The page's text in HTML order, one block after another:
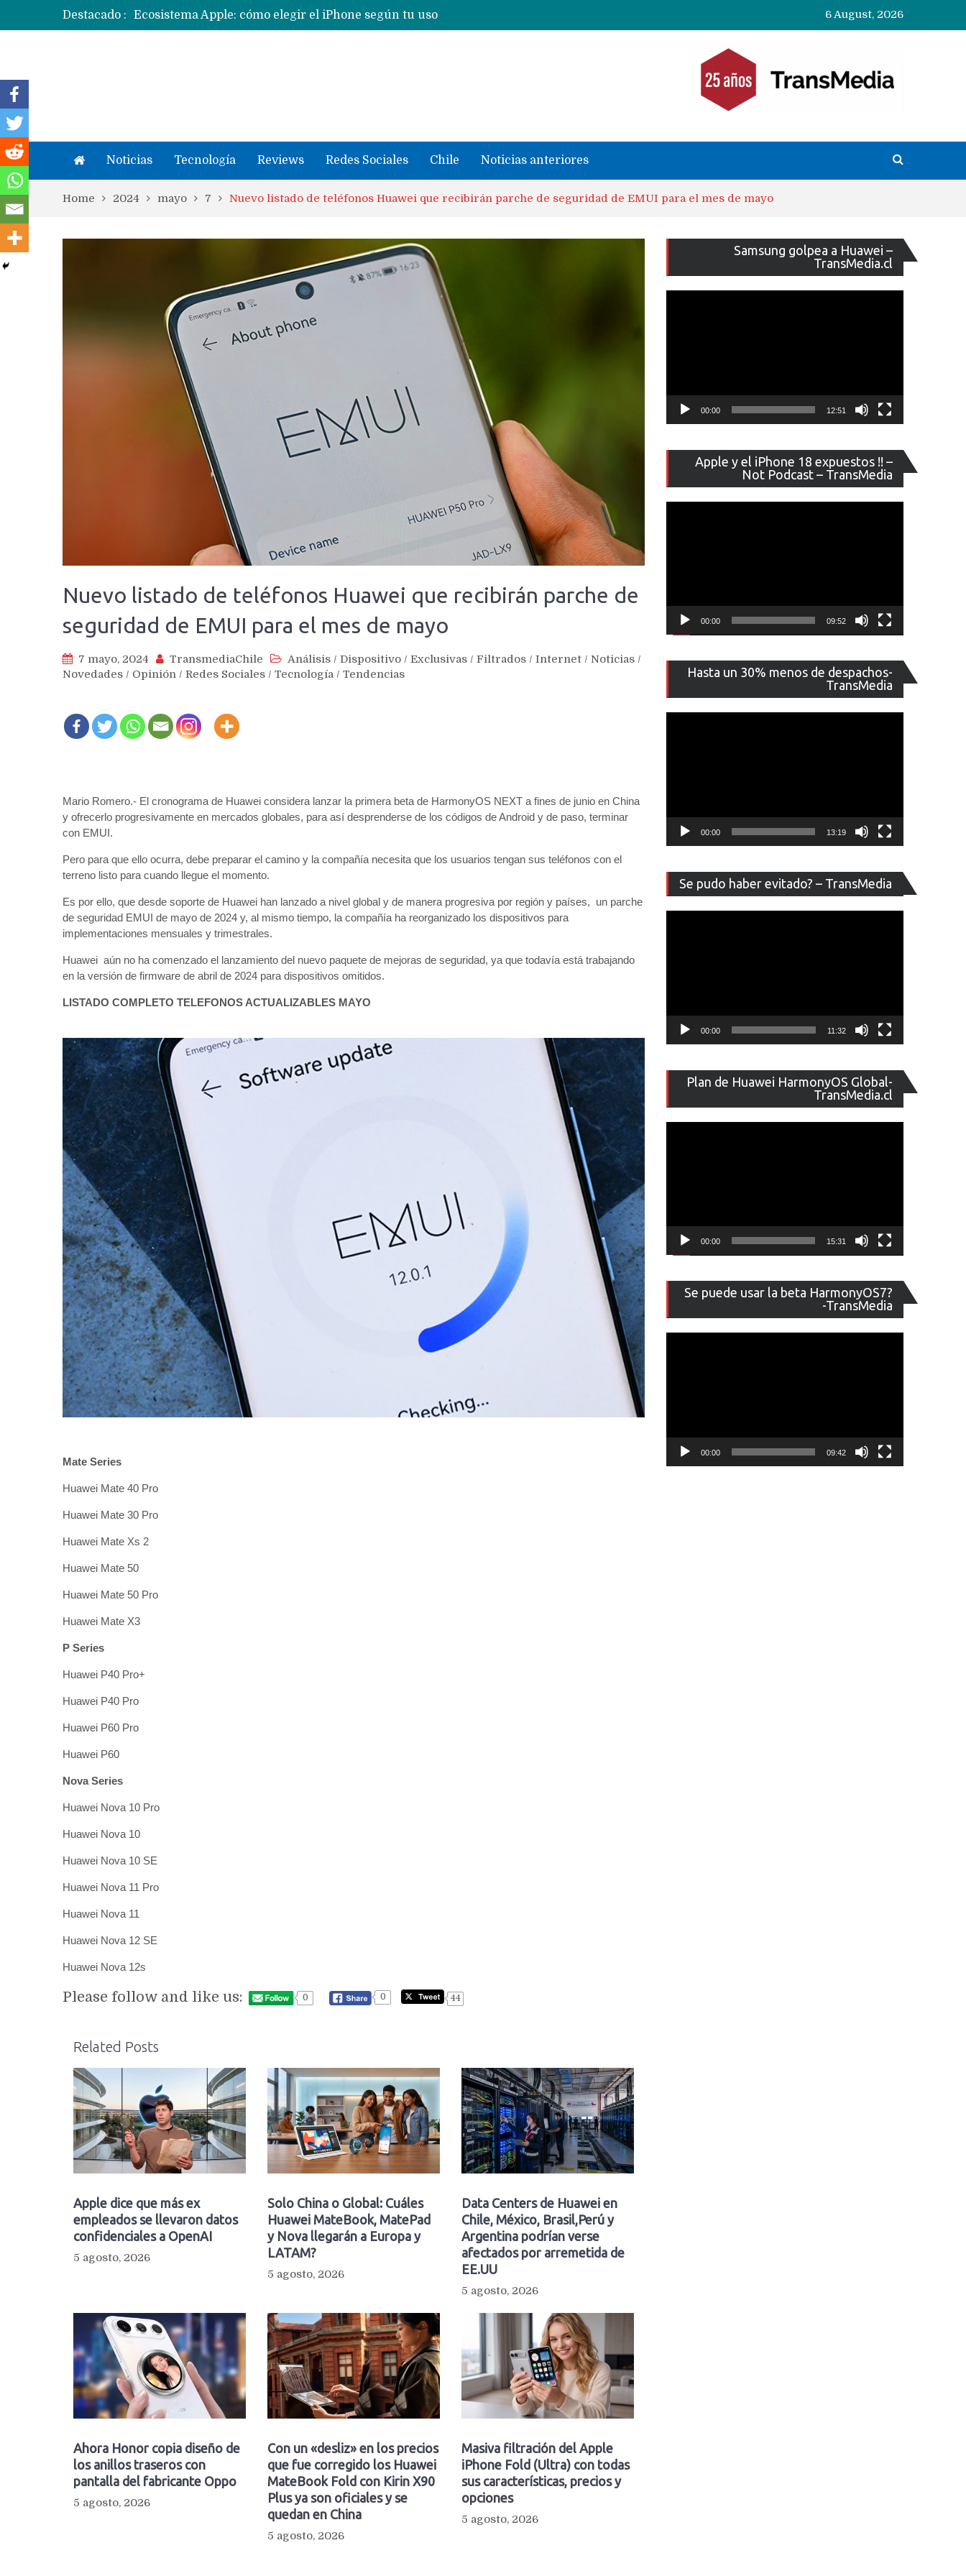
Destacado : 6 August, 2026
Noticias Tecnología Reviews Redes Sociales Chile Noticias anteriores
Home 2024 mayo 7 Nuevo listado de teléfonos Huawei que recibirán parche de seguridad de EMUI para el mes de mayo
Nuevo listado de teléfonos Huawei que recibirán parche de
seguridad de EMUI para el mes de mayo
7 mayo, 2024 TransmediaChile Análisis / Dispositivo / Exclusivas / Filtrados / Internet / Noticias /
Novedades / Opinión / Redes Sociales / Tecnología / Tendencias
Mario Romero.- El cronograma de Huawei considera lanzar la primera beta de HarmonyOS NEXT a fines de junio en China
y ofrecerlo progresivamente en mercados globales, para así desprenderse de los códigos de Android y de paso, terminar
con EMUI.
Pero para que ello ocurra, debe preparar el camino y la compañía necesita que los usuarios tengan sus teléfonos con el
terreno listo para cuando llegue el momento.
Es por ello, que desde soporte de Huawei han lanzado a nivel global y de manera progresiva por región y países, un parche
de seguridad EMUI de mayo de 2024 y, al mismo tiempo, la compañía ha reorganizado los dispositivos para
implementaciones mensuales y trimestrales.
Huawei aún no ha comenzado el lanzamiento del nuevo paquete de mejoras de seguridad, ya que todavía está trabajando
en la versión de firmware de abril de 2024 para dispositivos omitidos.
LISTADO COMPLETO TELEFONOS ACTUALIZABLES MAYO
Mate Series
Huawei Mate 40 Pro
Huawei Mate 30 Pro
Huawei Mate Xs 2
Huawei Mate 50
Huawei Mate 50 Pro
Huawei Mate X3
P Series
Huawei P40 Pro+
Huawei P40 Pro
Huawei P60 Pro
Huawei P60
Nova Series
Huawei Nova 10 Pro
Huawei Nova 10
Huawei Nova 10 SE
Huawei Nova 11 Pro
Huawei Nova 11
Huawei Nova 12 SE
Huawei Nova 12s
Please follow and like us: 0 0 44
Related Posts
Apple dice que más ex
empleados se llevaron datos
confidenciales a OpenAI
5 agosto, 2026
Solo China o Global: Cuáles
Huawei MateBook, MatePad
y Nova llegarán a Europa y
LATAM?
5 agosto, 2026
Data Centers de Huawei en
Chile, México, Brasil,Perú y
Argentina podrían verse
afectados por arremetida de
EE.UU
5 agosto, 2026
Ahora Honor copia diseño de
los anillos traseros con
pantalla del fabricante Oppo
5 agosto, 2026
Con un «desliz» en los precios
que fue corregido los Huawei
MateBook Fold con Kirin X90
Plus ya son oficiales y se
quedan en China
5 agosto, 2026
Masiva filtración del Apple
iPhone Fold (Ultra) con todas
sus características, precios y
opciones
5 agosto, 2026
Samsung golpea a Huawei –
TransMedia.cl
de
vídeo
00:00 12:51
Apple y el iPhone 18 expuestos !! –
Not Podcast – TransMedia
de
vídeo
00:00 09:52
Hasta un 30% menos de despachos-
TransMedia
de
vídeo
00:00 13:19
Se pudo haber evitado? – TransMedia
de
vídeo
00:00 11:32
Plan de Huawei HarmonyOS Global-
TransMedia.cl
de
vídeo
00:00 15:31
Se puede usar la beta HarmonyOS7?
-TransMedia
de
vídeo
00:00 09:42